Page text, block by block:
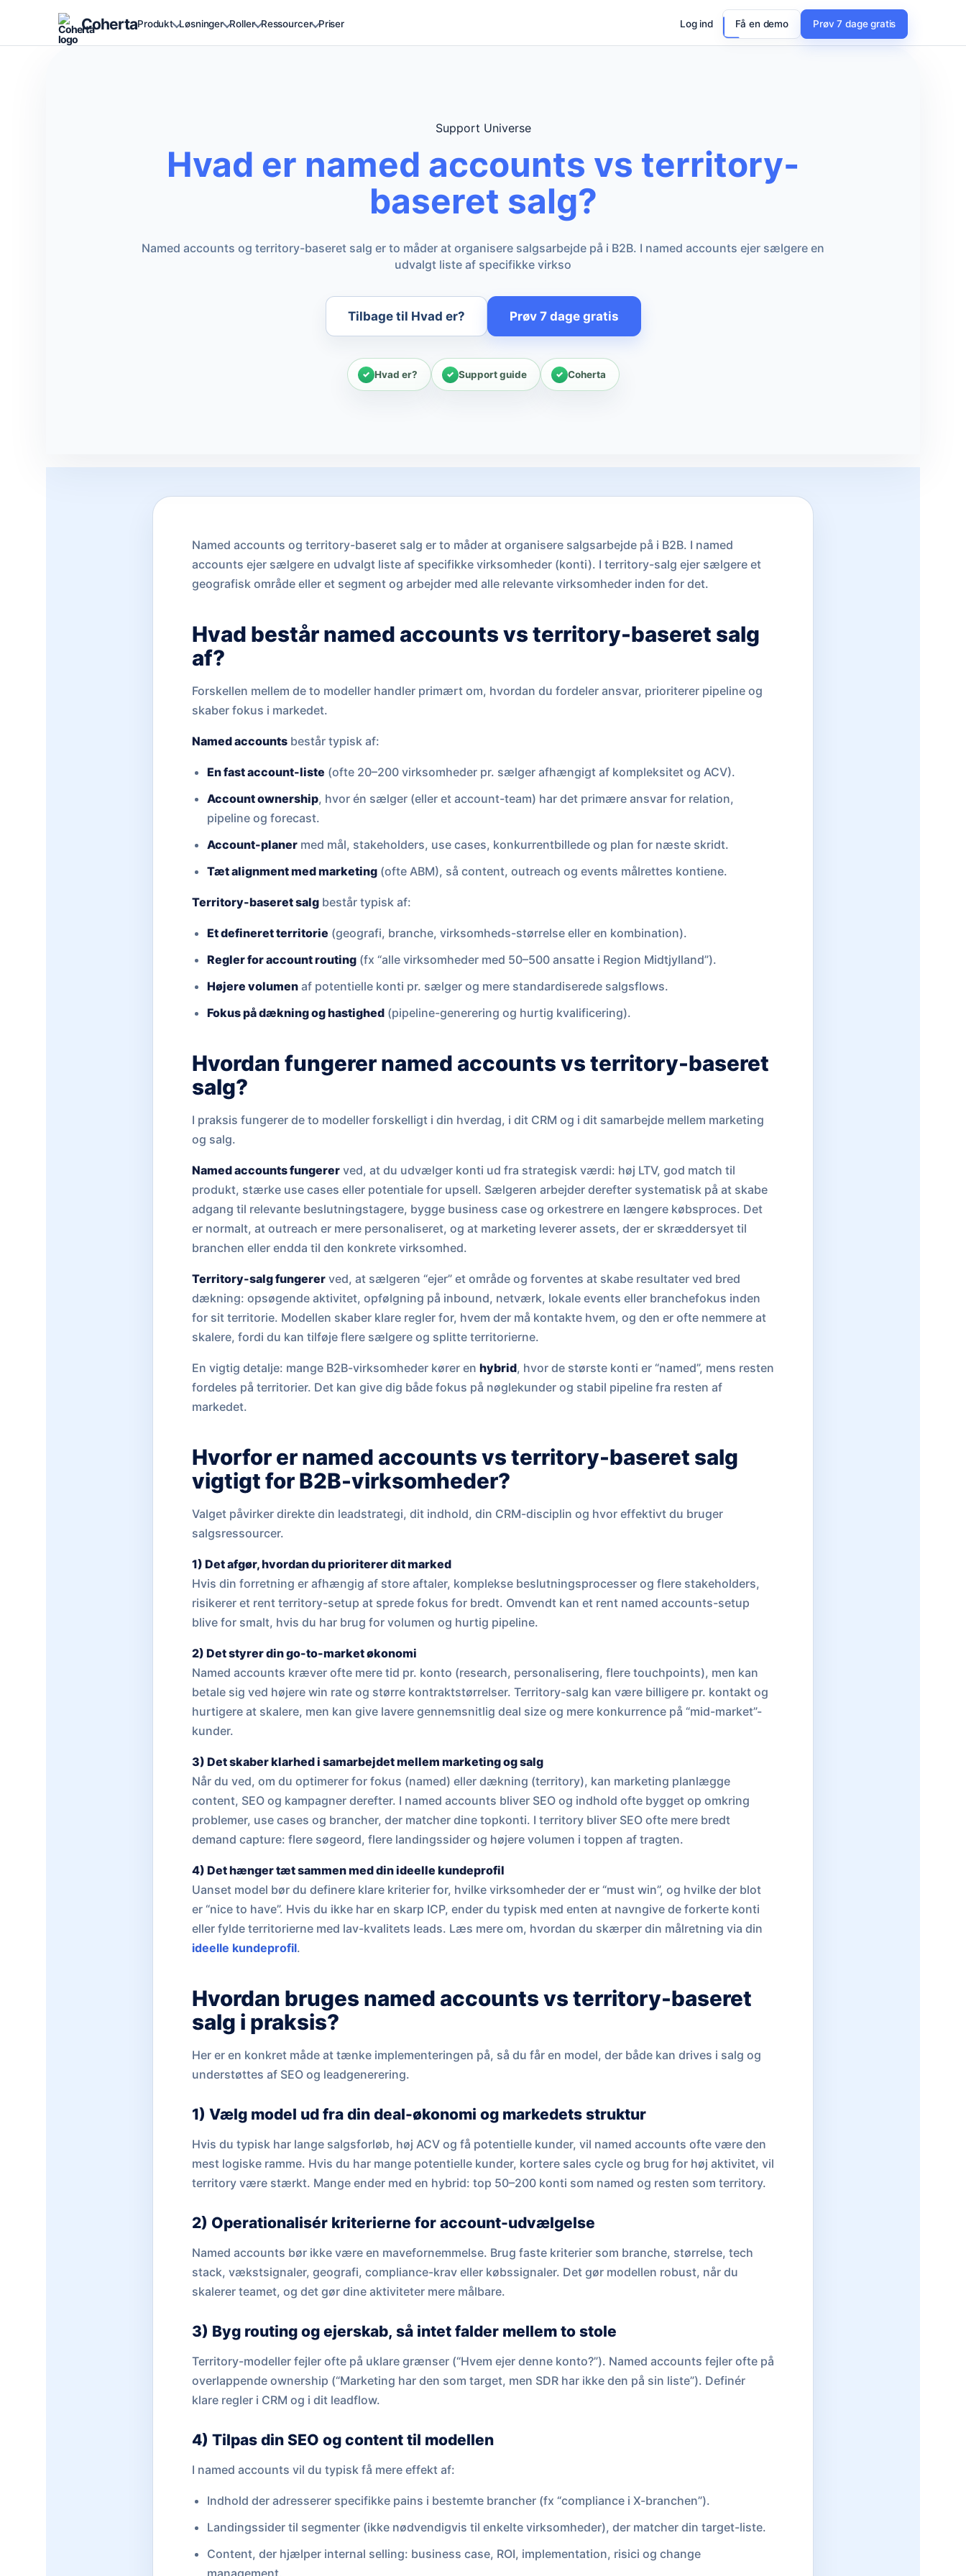
CohertaProdukt Løsninger Roller Ressourcer Priser Log ind Få en demo Prøv 7 dage gratis
Support Universe
Hvad er named accounts vs territory-
baseret salg?
Named accounts og territory-baseret salg er to måder at organisere salgsarbejde på i B2B. I named accounts ejer sælgere en
udvalgt liste af specifikke virkso
Tilbage til Hvad er? Prøv 7 dage gratis
Hvad er? Support guide Coherta
Named accounts og territory-baseret salg er to måder at organisere salgsarbejde på i B2B. I named
accounts ejer sælgere en udvalgt liste af specifikke virksomheder (konti). I territory-salg ejer sælgere et
geografisk område eller et segment og arbejder med alle relevante virksomheder inden for det.
Hvad består named accounts vs territory-baseret salg
af?
Forskellen mellem de to modeller handler primært om, hvordan du fordeler ansvar, prioriterer pipeline og
skaber fokus i markedet.
Named accountsbestår typisk af:
En fast account-liste (ofte 20–200 virksomheder pr. sælger afhængigt af kompleksitet og ACV).
Account ownership, hvor én sælger (eller et account-team) har det primære ansvar for relation,
pipeline og forecast.
Account-planer med mål, stakeholders, use cases, konkurrentbillede og plan for næste skridt.
Tæt alignment med marketing (ofte ABM), så content, outreach og events målrettes kontiene.
Territory-baseret salgbestår typisk af:
Et defineret territorie (geografi, branche, virksomheds-størrelse eller en kombination).
Regler for account routing (fx “alle virksomheder med 50–500 ansatte i Region Midtjylland”).
Højere volumen af potentielle konti pr. sælger og mere standardiserede salgsflows.
Fokus på dækning og hastighed (pipeline-generering og hurtig kvalificering).
Hvordan fungerer named accounts vs territory-baseret
salg?
I praksis fungerer de to modeller forskelligt i din hverdag, i dit CRM og i dit samarbejde mellem marketing
og salg.
Named accounts fungererved, at du udvælger konti ud fra strategisk værdi: høj LTV, god match til
produkt, stærke use cases eller potentiale for upsell. Sælgeren arbejder derefter systematisk på at skabe
adgang til relevante beslutningstagere, bygge business case og orkestrere en længere købsproces. Det
er normalt, at outreach er mere personaliseret, og at marketing leverer assets, der er skræddersyet til
branchen eller endda til den konkrete virksomhed.
Territory-salg fungererved, at sælgeren “ejer” et område og forventes at skabe resultater ved bred
dækning: opsøgende aktivitet, opfølgning på inbound, netværk, lokale events eller branchefokus inden
for sit territorie. Modellen skaber klare regler for, hvem der må kontakte hvem, og den er ofte nemmere at
skalere, fordi du kan tilføje flere sælgere og splitte territorierne.
En vigtig detalje: mange B2B-virksomheder kører en hybrid, hvor de største konti er “named”, mens resten
fordeles på territorier. Det kan give dig både fokus på nøglekunder og stabil pipeline fra resten af
markedet.
Hvorfor er named accounts vs territory-baseret salg
vigtigt for B2B-virksomheder?
Valget påvirker direkte din leadstrategi, dit indhold, din CRM-disciplin og hvor effektivt du bruger
salgsressourcer.
1) Det afgør, hvordan du prioriterer dit marked
Hvis din forretning er afhængig af store aftaler, komplekse beslutningsprocesser og flere stakeholders,
risikerer et rent territory-setup at sprede fokus for bredt. Omvendt kan et rent named accounts-setup
blive for smalt, hvis du har brug for volumen og hurtig pipeline.
2) Det styrer din go-to-market økonomi
Named accounts kræver ofte mere tid pr. konto (research, personalisering, flere touchpoints), men kan
betale sig ved højere win rate og større kontraktstørrelser. Territory-salg kan være billigere pr. kontakt og
hurtigere at skalere, men kan give lavere gennemsnitlig deal size og mere konkurrence på “mid-market”-
kunder.
3) Det skaber klarhed i samarbejdet mellem marketing og salg
Når du ved, om du optimerer for fokus (named) eller dækning (territory), kan marketing planlægge
content, SEO og kampagner derefter. I named accounts bliver SEO og indhold ofte bygget op omkring
problemer, use cases og brancher, der matcher dine topkonti. I territory bliver SEO ofte mere bredt
demand capture: flere søgeord, flere landingssider og højere volumen i toppen af tragten.
4) Det hænger tæt sammen med din ideelle kundeprofil
Uanset model bør du definere klare kriterier for, hvilke virksomheder der er “must win”, og hvilke der blot
er “nice to have”. Hvis du ikke har en skarp ICP, ender du typisk med enten at navngive de forkerte konti
eller fylde territorierne med lav-kvalitets leads. Læs mere om, hvordan du skærper din målretning via din
ideelle kundeprofil.
Hvordan bruges named accounts vs territory-baseret
salg i praksis?
Her er en konkret måde at tænke implementeringen på, så du får en model, der både kan drives i salg og
understøttes af SEO og leadgenerering.
1) Vælg model ud fra din deal-økonomi og markedets struktur
Hvis du typisk har lange salgsforløb, høj ACV og få potentielle kunder, vil named accounts ofte være den
mest logiske ramme. Hvis du har mange potentielle kunder, kortere sales cycle og brug for høj aktivitet, vil
territory være stærkt. Mange ender med en hybrid: top 50–200 konti som named og resten som territory.
2) Operationalisér kriterierne for account-udvælgelse
Named accounts bør ikke være en mavefornemmelse. Brug faste kriterier som branche, størrelse, tech
stack, vækstsignaler, geografi, compliance-krav eller købssignaler. Det gør modellen robust, når du
skalerer teamet, og det gør dine aktiviteter mere målbare.
3) Byg routing og ejerskab, så intet falder mellem to stole
Territory-modeller fejler ofte på uklare grænser (“Hvem ejer denne konto?”). Named accounts fejler ofte på
overlappende ownership (“Marketing har den som target, men SDR har ikke den på sin liste”). Definér
klare regler i CRM og i dit leadflow.
4) Tilpas din SEO og content til modellen
I named accounts vil du typisk få mere effekt af:
Indhold der adresserer specifikke pains i bestemte brancher (fx “compliance i X-branchen”).
Landingssider til segmenter (ikke nødvendigvis til enkelte virksomheder), der matcher din target-liste.
Content, der hjælper internal selling: business case, ROI, implementation, risici og change